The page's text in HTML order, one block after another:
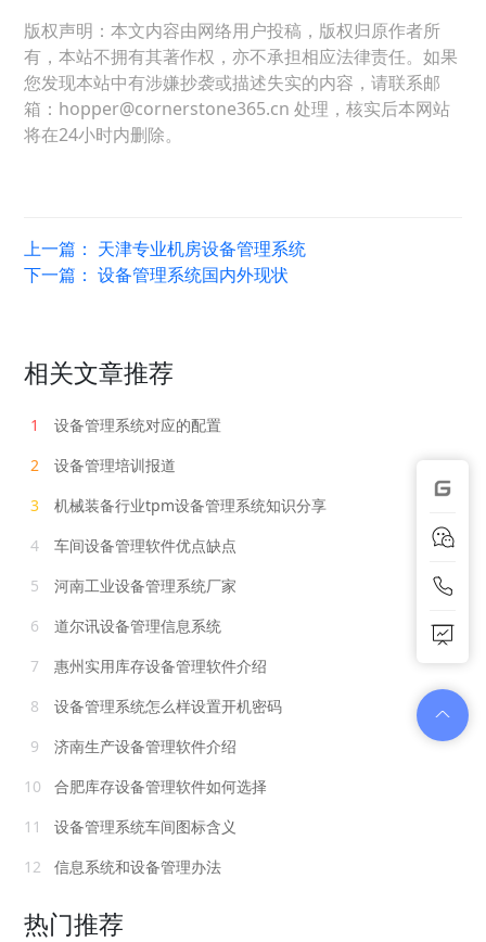
版权声明：本文内容由网络用户投稿，版权归原作者所
有，本站不拥有其著作权，亦不承担相应法律责任。如果
您发现本站中有涉嫌抄袭或描述失实的内容，请联系邮
箱：hopper@cornerstone365.cn 处理，核实后本网站
将在24小时内删除。
上一篇： 天津专业机房设备管理系统
下一篇：设备管理系统国内外现状
相关文章推荐
1
设备管理系统对应的配置
2
设备管理培训报道
3
机械装备行业tpm设备管理系统知识分享
4
车间设备管理软件优点缺点
5
河南工业设备管理系统厂家
6
道尔讯设备管理信息系统
7
惠州实用库存设备管理软件介绍
8
设备管理系统怎么样设置开机密码
9
济南生产设备管理软件介绍
10
合肥库存设备管理软件如何选择
11
设备管理系统车间图标含义
12
信息系统和设备管理办法
热门推荐